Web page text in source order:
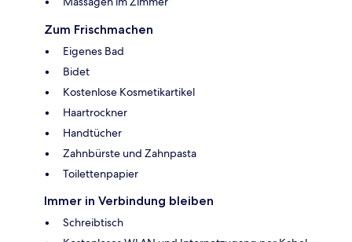
Zum Frischmachen
Eigenes Bad
Bidet
Kostenlose Kosmetikartikel
Haartrockner
Handtücher
Zahnbürste und Zahnpasta
Toilettenpapier
Immer in Verbindung bleiben
Schreibtisch